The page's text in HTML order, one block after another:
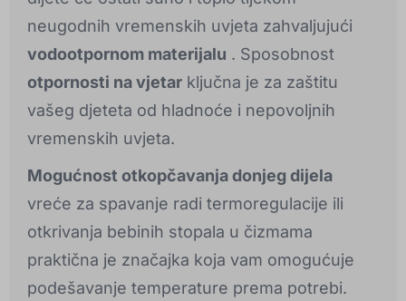
neugodnih vremenskih uvjeta zahvaljujući
vodootpornom materijalu . Sposobnost
otpornosti na vjetar ključna je za zaštitu
vašeg djeteta od hladnoće i nepovoljnih
vremenskih uvjeta.
Mogućnost otkopčavanja donjeg dijela
vreće za spavanje radi termoregulacije ili
otkrivanja bebinih stopala u čizmama
praktična je značajka koja vam omogućuje
podešavanje temperature prema potrebi.